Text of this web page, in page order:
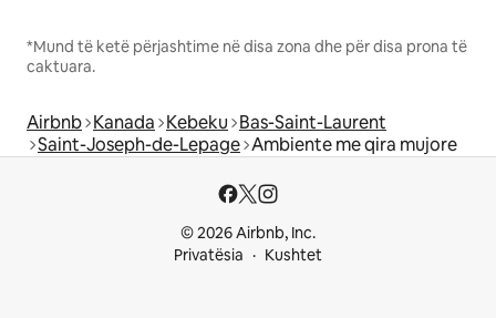
*Mund të ketë përjashtime në disa zona dhe për disa prona të
caktuara.
Airbnb Kanada Kebeku Bas-Saint-Laurent
Saint-Joseph-de-Lepage Ambiente me qira mujore
© 2026 Airbnb, Inc.
Privatësia
Kushtet